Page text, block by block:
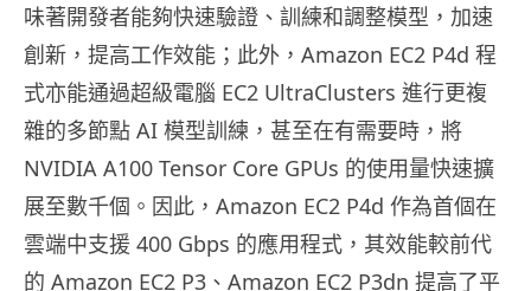
味著開發者能夠快速驗證、訓練和調整模型，加速
創新，提高工作效能；此外，Amazon EC2 P4d 程
式亦能通過超級電腦 EC2 UltraClusters 進行更複
雜的多節點 AI 模型訓練，甚至在有需要時，將
NVIDIA A100 Tensor Core GPUs 的使用量快速擴
展至數千個。因此，Amazon EC2 P4d 作為首個在
雲端中支援 400 Gbps 的應用程式，其效能較前代
的 Amazon EC2 P3、Amazon EC2 P3dn 提高了平